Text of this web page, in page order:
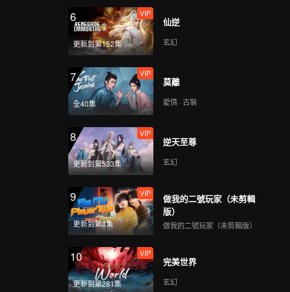
6
更新到第152集
VIP
仙逆
玄幻
7
全40集
VIP
莫離
愛情 · 古裝
8
更新到第533集
VIP
逆天至尊
玄幻
9
更新到第3集
VIP
做我的二號玩家（未剪輯
版）
做我的二號玩家（未剪輯版）
10
更新到第281集
VIP
完美世界
玄幻